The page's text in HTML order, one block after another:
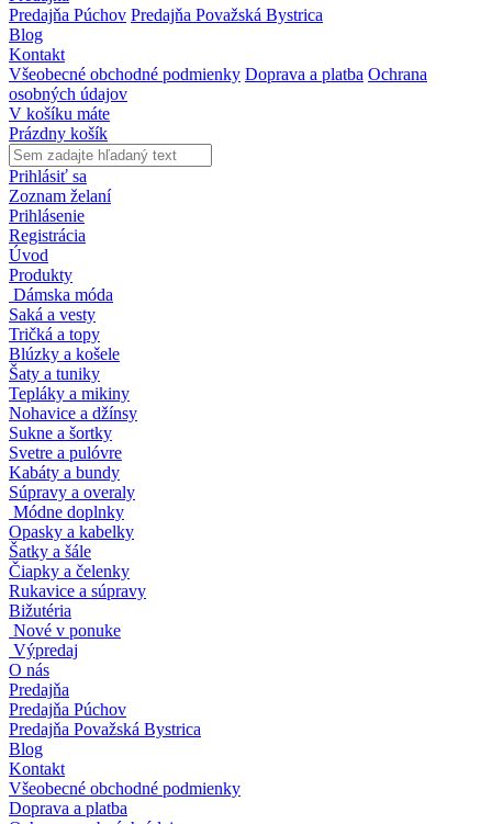
Predajňa Púchov Predajňa Považská Bystrica
Blog
Kontakt
Všeobecné obchodné podmienky Doprava a platba Ochrana
osobných údajov
V košíku máte
Prázdny košík
Prihlásiť sa
Zoznam želaní
Prihlásenie
Registrácia
Úvod
Produkty
Dámska móda
Saká a vesty
Tričká a topy
Blúzky a košele
Šaty a tuniky
Tepláky a mikiny
Nohavice a džínsy
Sukne a šortky
Svetre a pulóvre
Kabáty a bundy
Súpravy a overaly
Módne doplnky
Opasky a kabelky
Šatky a šále
Čiapky a čelenky
Rukavice a súpravy
Bižutéria
Nové v ponuke
Výpredaj
O nás
Predajňa
Predajňa Púchov
Predajňa Považská Bystrica
Blog
Kontakt
Všeobecné obchodné podmienky
Doprava a platba